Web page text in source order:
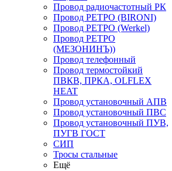
Провод радиочастотный РК
Провод РЕТРО (BIRONI)
Провод РЕТРО (Werkel)
Провод РЕТРО
(МЕЗОНИНЪ))
Провод телефонный
Провод термостойкий
ПВКВ, ПРКА, OLFLEX
HEAT
Провод установочный АПВ
Провод установочный ПВС
Провод установочный ПУВ,
ПУГВ ГОСТ
СИП
Тросы стальные
Ещё